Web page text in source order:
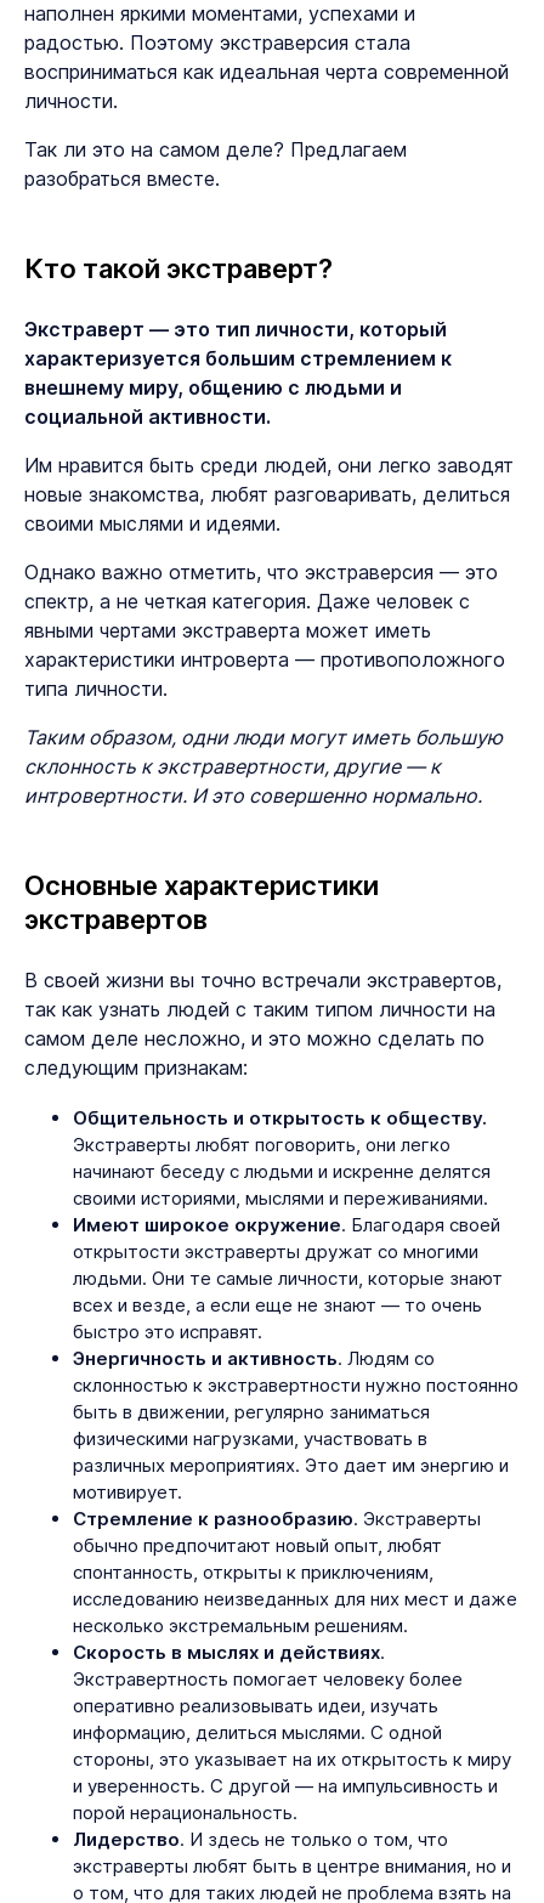
наполнен яркими моментами, успехами и
радостью. Поэтому экстраверсия стала
восприниматься как идеальная черта современной
личности.
Так ли это на самом деле? Предлагаем
разобраться вместе.
Кто такой экстраверт?
Экстраверт — это тип личности, который
характеризуется большим стремлением к
внешнему миру, общению с людьми и
социальной активности.
Им нравится быть среди людей, они легко заводят
новые знакомства, любят разговаривать, делиться
своими мыслями и идеями.
Однако важно отметить, что экстраверсия — это
спектр, а не четкая категория. Даже человек с
явными чертами экстраверта может иметь
характеристики интроверта — противоположного
типа личности.
Таким образом, одни люди могут иметь большую
склонность к экстравертности, другие — к
интровертности. И это совершенно нормально.
Основные характеристики
экстравертов
В своей жизни вы точно встречали экстравертов,
так как узнать людей с таким типом личности на
самом деле несложно, и это можно сделать по
следующим признакам:
Общительность и открытость к обществу.
Экстраверты любят поговорить, они легко
начинают беседу с людьми и искренне делятся
своими историями, мыслями и переживаниями.
Имеют широкое окружение. Благодаря своей
открытости экстраверты дружат со многими
людьми. Они те самые личности, которые знают
всех и везде, а если еще не знают — то очень
быстро это исправят.
Энергичность и активность. Людям со
склонностью к экстравертности нужно постоянно
быть в движении, регулярно заниматься
физическими нагрузками, участвовать в
различных мероприятиях. Это дает им энергию и
мотивирует.
Стремление к разнообразию. Экстраверты
обычно предпочитают новый опыт, любят
спонтанность, открыты к приключениям,
исследованию неизведанных для них мест и даже
несколько экстремальным решениям.
Скорость в мыслях и действиях.
Экстравертность помогает человеку более
оперативно реализовывать идеи, изучать
информацию, делиться мыслями. С одной
стороны, это указывает на их открытость к миру
и уверенность. С другой — на импульсивность и
порой нерациональность.
Лидерство. И здесь не только о том, что
экстраверты любят быть в центре внимания, но и
о том, что для таких людей не проблема взять на